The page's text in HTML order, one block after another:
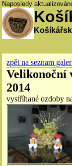
Naposledy
zpět na seznam
Velikonoční
2014
vystříhané ozdoby